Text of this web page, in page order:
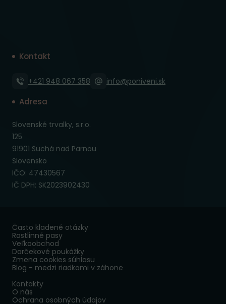
Kontakt
+421 948 067 358 info@poniveni.sk
Adresa
Slovenské trvalky, s.r.o.
125
91901 Suchá nad Parnou
Slovensko
IČO: 47430567
IČ DPH: SK2023902430
Často kladené otázky
Rastlinné pasy
Veľkoobchod
Darčekové poukážky
Zmena cookies súhlasu
Blog - medzi riadkami v záhone
Kontakty
O nás
Ochrana osobných údajov